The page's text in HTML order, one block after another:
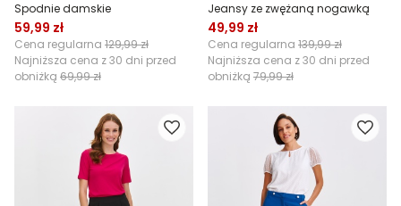
Spodnie damskie
59,99 zł
Cena regularna 129,99 zł
Najniższa cena z 30 dni przed
obniżką 69,99 zł
Jeansy ze zwężaną nogawką
49,99 zł
Cena regularna 139,99 zł
Najniższa cena z 30 dni przed
obniżką 79,99 zł